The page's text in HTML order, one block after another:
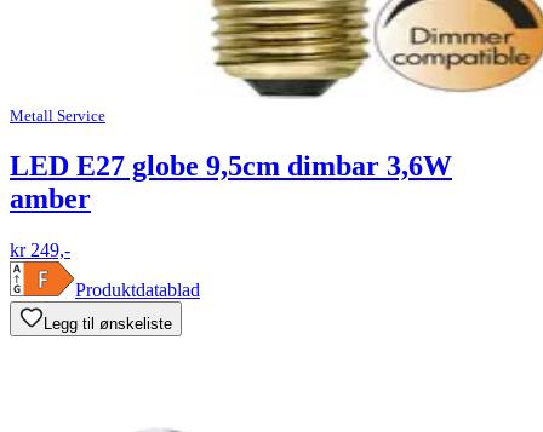
Metall Service
LED E27 globe 9,5cm dimbar 3,6W
amber
kr 249,-
Produktdatablad
Legg til ønskeliste